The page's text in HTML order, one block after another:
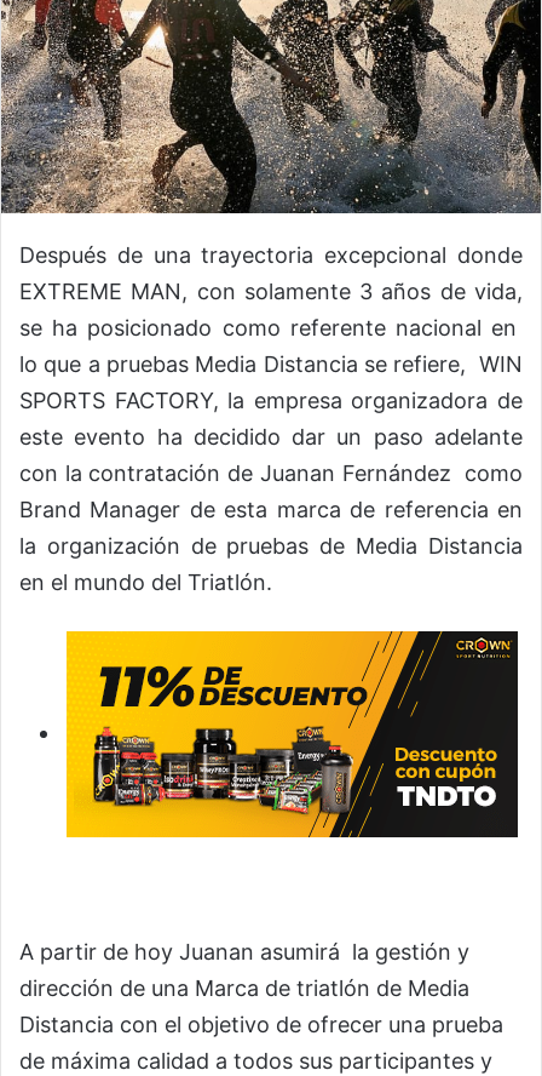
Después de una trayectoria excepcional donde
EXTREME MAN, con solamente 3 años de vida,
se ha posicionado como referente nacional en
lo que a pruebas Media Distancia se refiere, WIN
SPORTS FACTORY, la empresa organizadora de
este evento ha decidido dar un paso adelante
con la contratación de Juanan Fernández como
Brand Manager de esta marca de referencia en
la organización de pruebas de Media Distancia
en el mundo del Triatlón.
A partir de hoy Juanan asumirá la gestión y
dirección de una Marca de triatlón de Media
Distancia con el objetivo de ofrecer una prueba
de máxima calidad a todos sus participantes y